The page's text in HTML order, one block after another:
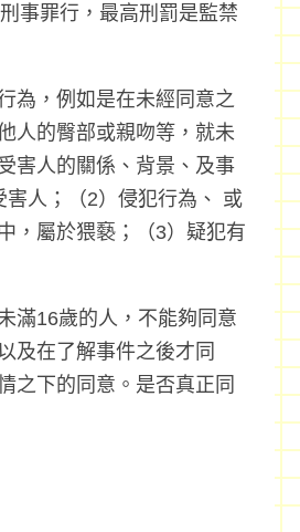
事罪行，最高刑罰是監禁
為，例如是在未經同意之
人的臀部或親吻等，就未
害人的關係、背景、及事
人；（2）侵犯行為、 或
，屬於猥褻；（3）疑犯有
滿16歲的人，不能夠同意
及在了解事件之後才同
之下的同意。是否真正同